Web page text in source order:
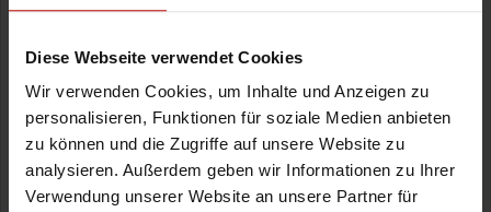
Diese Webseite verwendet Cookies
Wir verwenden Cookies, um Inhalte und Anzeigen zu
personalisieren, Funktionen für soziale Medien anbieten
zu können und die Zugriffe auf unsere Website zu
analysieren. Außerdem geben wir Informationen zu Ihrer
Verwendung unserer Website an unsere Partner für